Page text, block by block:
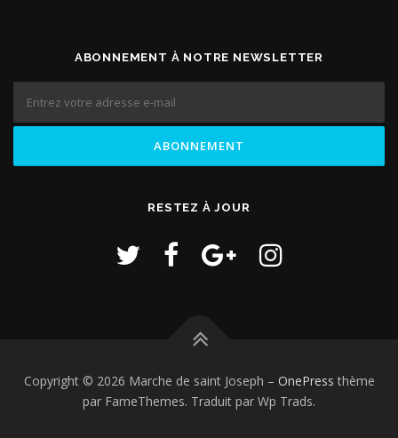
ABONNEMENT À NOTRE NEWSLETTER
RESTEZ À JOUR
Copyright © 2026 Marche de saint Joseph – OnePress thème
par FameThemes. Traduit par Wp Trads.